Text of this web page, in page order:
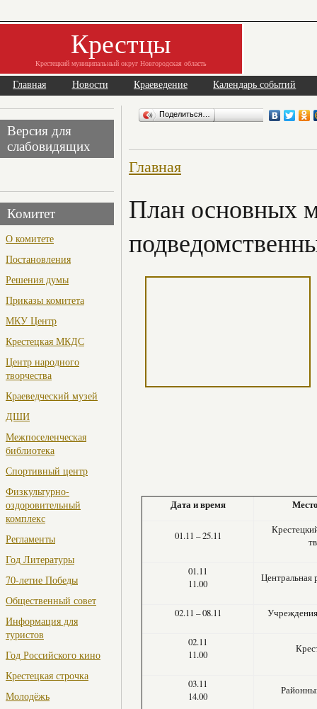
Крестцы
Крестецкий муниципальный округ Новгородская область
Главная Новости Краеведение Календарь событий
Версия для
слабовидящих
Комитет
О комитете
Постановления
Решения думы
Приказы комитета
МКУ Центр
Крестецкая МКДС
Центр народного
творчества
Краеведческий музей
ДШИ
Межпоселенческая
библиотека
Спортивный центр
Физкультурно-
оздоровительный
комплекс
Регламенты
Год Литературы
70-летие Победы
Общественный совет
Информация для
туристов
Год Российского кино
Крестецкая строчка
Молодёжь
Поделиться…
Главная
План основных
Дата и время
01.11 – 25.11
01.11
11.00
Центральная
02.11 – 08.11
02.11
11.00
03.11
14.00